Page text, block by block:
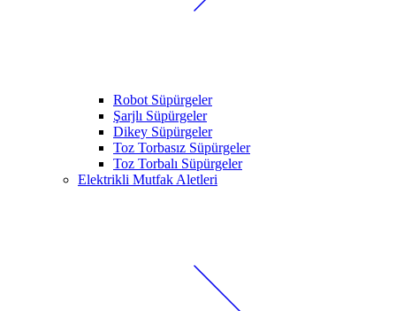
Robot Süpürgeler
Şarjlı Süpürgeler
Dikey Süpürgeler
Toz Torbasız Süpürgeler
Toz Torbalı Süpürgeler
Elektrikli Mutfak Aletleri